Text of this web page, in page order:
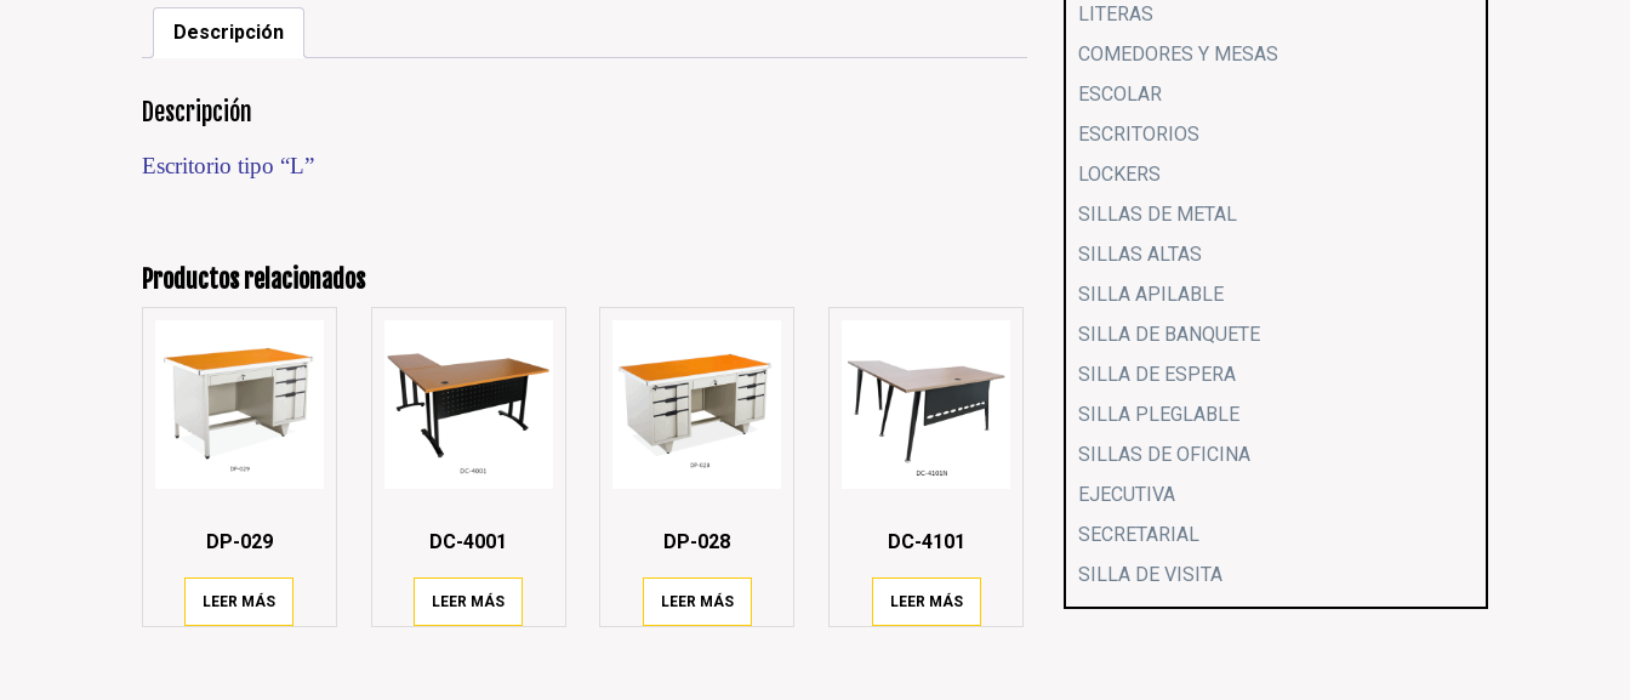
Descripción
Descripción
Escritorio tipo “L”
Productos relacionados
DP-029
LEER MÁS
DC-4001
LEER MÁS
DP-028
LEER MÁS
DC-4101
LEER MÁS
LITERAS
COMEDORES Y MESAS
ESCOLAR
ESCRITORIOS
LOCKERS
SILLAS DE METAL
SILLAS ALTAS
SILLA APILABLE
SILLA DE BANQUETE
SILLA DE ESPERA
SILLA PLEGLABLE
SILLAS DE OFICINA
EJECUTIVA
SECRETARIAL
SILLA DE VISITA